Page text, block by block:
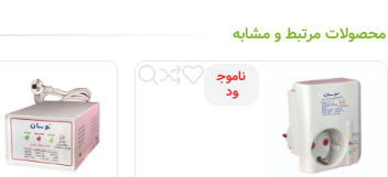
محصولات مرتبط و مشابه
ناموج
ود